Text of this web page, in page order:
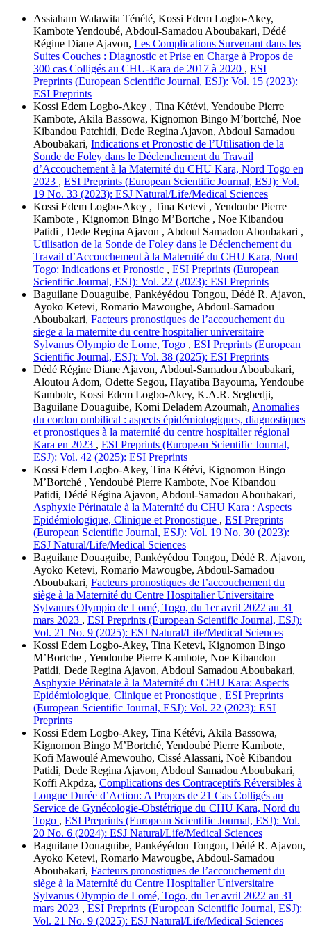
Assiaham Walawita Ténété, Kossi Edem Logbo-Akey,
Kambote Yendoubé, Abdoul-Samadou Aboubakari, Dédé
Régine Diane Ajavon, Les Complications Survenant dans les
Suites Couches : Diagnostic et Prise en Charge à Propos de
300 cas Colligés au CHU-Kara de 2017 à 2020 , ESI
Preprints (European Scientific Journal, ESJ): Vol. 15 (2023):
ESI Preprints
Kossi Edem Logbo-Akey , Tina Kétévi, Yendoube Pierre
Kambote, Akila Bassowa, Kignomon Bingo M’bortché, Noe
Kibandou Patchidi, Dede Regina Ajavon, Abdoul Samadou
Aboubakari, Indications et Pronostic de l’Utilisation de la
Sonde de Foley dans le Déclenchement du Travail
d’Accouchement à la Maternité du CHU Kara, Nord Togo en
2023 , ESI Preprints (European Scientific Journal, ESJ): Vol.
19 No. 33 (2023): ESJ Natural/Life/Medical Sciences
Kossi Edem Logbo-Akey , Tina Ketevi , Yendoube Pierre
Kambote , Kignomon Bingo M’Bortche , Noe Kibandou
Patidi , Dede Regina Ajavon , Abdoul Samadou Aboubakari ,
Utilisation de la Sonde de Foley dans le Déclenchement du
Travail d’Accouchement à la Maternité du CHU Kara, Nord
Togo: Indications et Pronostic , ESI Preprints (European
Scientific Journal, ESJ): Vol. 22 (2023): ESI Preprints
Baguilane Douaguibe, Pankéyédou Tongou, Dédé R. Ajavon,
Ayoko Ketevi, Romario Mawougbe, Abdoul-Samadou
Aboubakari, Facteurs pronostiques de l’accouchement du
siege a la maternite du centre hospitalier universitaire
Sylvanus Olympio de Lome, Togo , ESI Preprints (European
Scientific Journal, ESJ): Vol. 38 (2025): ESI Preprints
Dédé Régine Diane Ajavon, Abdoul-Samadou Aboubakari,
Aloutou Adom, Odette Segou, Hayatiba Bayouma, Yendoube
Kambote, Kossi Edem Logbo-Akey, K.A.R. Segbedji,
Baguilane Douaguibe, Komi Deladem Azoumah, Anomalies
du cordon ombilical : aspects épidémiologiques, diagnostiques
et pronostiques à la maternité du centre hospitalier régional
Kara en 2023 , ESI Preprints (European Scientific Journal,
ESJ): Vol. 42 (2025): ESI Preprints
Kossi Edem Logbo-Akey, Tina Kétévi, Kignomon Bingo
M’Bortché , Yendoubé Pierre Kambote, Noe Kibandou
Patidi, Dédé Régina Ajavon, Abdoul-Samadou Aboubakari,
Asphyxie Périnatale à la Maternité du CHU Kara : Aspects
Epidémiologique, Clinique et Pronostique , ESI Preprints
(European Scientific Journal, ESJ): Vol. 19 No. 30 (2023):
ESJ Natural/Life/Medical Sciences
Baguilane Douaguibe, Pankéyédou Tongou, Dédé R. Ajavon,
Ayoko Ketevi, Romario Mawougbe, Abdoul-Samadou
Aboubakari, Facteurs pronostiques de l’accouchement du
siège à la Maternité du Centre Hospitalier Universitaire
Sylvanus Olympio de Lomé, Togo, du 1er avril 2022 au 31
mars 2023 , ESI Preprints (European Scientific Journal, ESJ):
Vol. 21 No. 9 (2025): ESJ Natural/Life/Medical Sciences
Kossi Edem Logbo-Akey, Tina Ketevi, Kignomon Bingo
M’Bortche , Yendoube Pierre Kambote, Noe Kibandou
Patidi, Dede Regina Ajavon, Abdoul Samadou Aboubakari,
Asphyxie Périnatale à la Maternité du CHU Kara: Aspects
Epidémiologique, Clinique et Pronostique , ESI Preprints
(European Scientific Journal, ESJ): Vol. 22 (2023): ESI
Preprints
Kossi Edem Logbo-Akey, Tina Kétévi, Akila Bassowa,
Kignomon Bingo M’Bortché, Yendoubé Pierre Kambote,
Kofi Mawoulé Amewouho, Cissé Alassani, Noè Kibandou
Patidi, Dede Regina Ajavon, Abdoul Samadou Aboubakari,
Koffi Akpdza, Complications des Contraceptifs Réversibles à
Longue Durée d’Action: A Propos de 21 Cas Colligés au
Service de Gynécologie-Obstétrique du CHU Kara, Nord du
Togo , ESI Preprints (European Scientific Journal, ESJ): Vol.
20 No. 6 (2024): ESJ Natural/Life/Medical Sciences
Baguilane Douaguibe, Pankéyédou Tongou, Dédé R. Ajavon,
Ayoko Ketevi, Romario Mawougbe, Abdoul-Samadou
Aboubakari, Facteurs pronostiques de l’accouchement du
siège à la Maternité du Centre Hospitalier Universitaire
Sylvanus Olympio de Lomé, Togo, du 1er avril 2022 au 31
mars 2023 , ESI Preprints (European Scientific Journal, ESJ):
Vol. 21 No. 9 (2025): ESJ Natural/Life/Medical Sciences